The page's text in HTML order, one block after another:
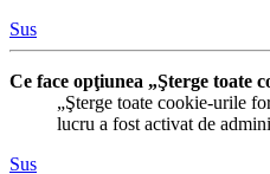
Sus
Ce face opţiunea „Şterge toate
„Şterge toate cookie-urile
lucru a fost activat de
Sus